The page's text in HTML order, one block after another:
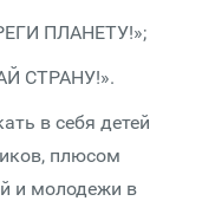
ПЛАНЕТУ!»;
СТРАНУ!».
в себя детей
плюсом
и молодежи в